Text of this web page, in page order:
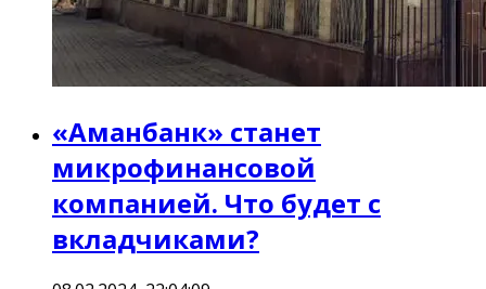
«Аманбанк» станет
микрофинансовой
компанией. Что будет с
вкладчиками?